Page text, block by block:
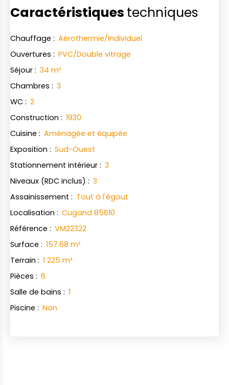
Caractéristiques techniques
Chauffage : Aérothermie/Individuel
Ouvertures : PVC/Double vitrage
Séjour : 34 m²
Chambres : 3
WC : 2
Construction : 1930
Cuisine : Aménagée et équipée
Exposition : Sud-Ouest
Stationnement intérieur : 3
Niveaux (RDC inclus) : 3
Assainissement : Tout à l'égout
Localisation : Cugand 85610
Référence : VM22322
Surface : 157.68 m²
Terrain : 1 225 m²
Pièces : 6
Salle de bains : 1
Piscine : Non